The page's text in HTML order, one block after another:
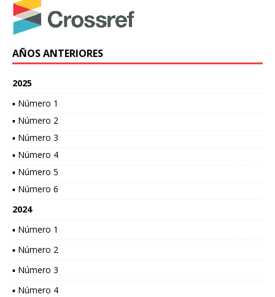
AÑOS ANTERIORES
2025
▪ Número 1
▪ Número 2
▪ Número 3
▪ Número 4
▪ Número 5
▪ Número 6
2024
▪ Número 1
▪ Número 2
▪ Número 3
▪ Número 4